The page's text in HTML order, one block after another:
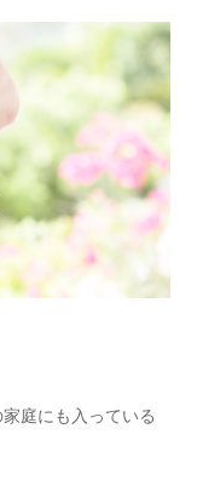
庭にも入っている